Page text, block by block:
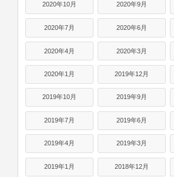
2020年10月 2020年9月
2020年7月 2020年6月
2020年4月 2020年3月
2020年1月 2019年12月
2019年10月 2019年9月
2019年7月 2019年6月
2019年4月 2019年3月
2019年1月 2018年12月